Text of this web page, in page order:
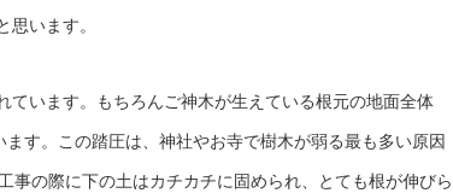
います。
います。もちろんご神木が生えている根元の地面全体
す。この踏圧は、神社やお寺で樹木が弱る最も多い原因
の際に下の土はカチカチに固められ、とても根が伸びら